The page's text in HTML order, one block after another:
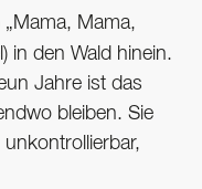
„Mama, Mama,
in den Wald hinein.
Jahre ist das
bleiben. Sie